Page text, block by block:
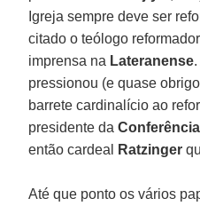
Igreja sempre deve ser
citado o teólogo reformador
imprensa na Lateranense
pressionou (e quase
barrete cardinalício ao
presidente da
então cardeal
Ratzinger
Até que ponto os vários